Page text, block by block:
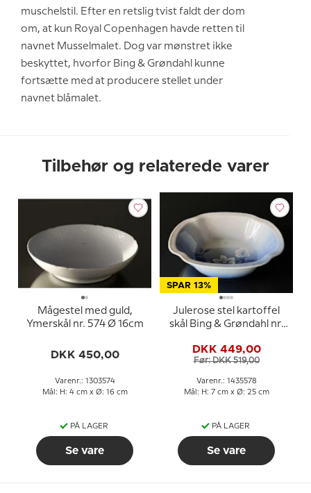
muschelstil. Efter en retslig tvist faldt der dom
om, at kun Royal Copenhagen havde retten til
navnet Musselmalet. Dog var mønstret ikke
beskyttet, hvorfor Bing & Grøndahl kunne
fortsætte med at producere stellet under
navnet blåmalet.
Tilbehør og relaterede varer
Mågestel med guld,
Ymerskål nr. 574 Ø 16cm
DKK 450,00
Varenr.: 1303574
Mål: H: 4 cm x Ø: 16 cm
PÅ LAGER
Se vare
SPAR 13%
Julerose stel kartoffel
skål Bing & Grøndahl nr.
DKK 449,00
Før: DKK 519,00
Varenr.: 1435578
Mål: H: 7 cm x Ø: 25 cm
PÅ LAGER
Se vare